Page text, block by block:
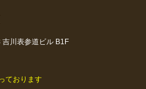
川表参道ビル B1F
ております